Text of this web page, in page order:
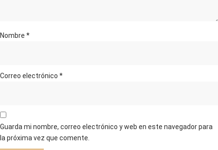
Nombre *
Correo electrónico *
Guarda mi nombre, correo electrónico y web en este navegador para
la próxima vez que comente.